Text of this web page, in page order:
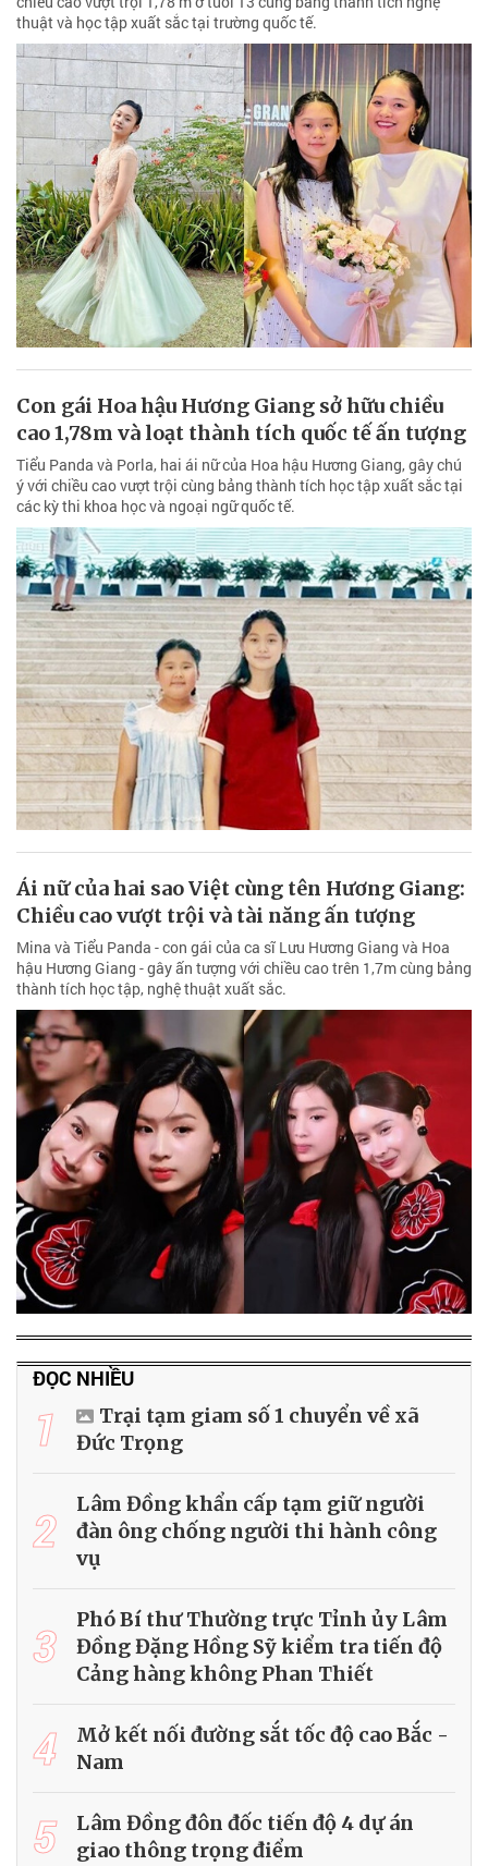
thuật và học tập xuất sắc tại trường quốc tế.
Con gái Hoa hậu Hương Giang sở hữu chiều
cao 1,78m và loạt thành tích quốc tế ấn tượng
Tiểu Panda và Porla, hai ái nữ của Hoa hậu Hương Giang, gây chú
ý với chiều cao vượt trội cùng bảng thành tích học tập xuất sắc tại
các kỳ thi khoa học và ngoại ngữ quốc tế.
Ái nữ của hai sao Việt cùng tên Hương Giang:
Chiều cao vượt trội và tài năng ấn tượng
Mina và Tiểu Panda - con gái của ca sĩ Lưu Hương Giang và Hoa
hậu Hương Giang - gây ấn tượng với chiều cao trên 1,7m cùng bảng
thành tích học tập, nghệ thuật xuất sắc.
ĐỌC NHIỀU
1
Trại tạm giam số 1 chuyển về xã
Đức Trọng
2
Lâm Đồng khẩn cấp tạm giữ người
đàn ông chống người thi hành công
vụ
3
Phó Bí thư Thường trực Tỉnh ủy Lâm
Đồng Đặng Hồng Sỹ kiểm tra tiến độ
Cảng hàng không Phan Thiết
4
Mở kết nối đường sắt tốc độ cao Bắc -
Nam
5
Lâm Đồng đôn đốc tiến độ 4 dự án
giao thông trọng điểm